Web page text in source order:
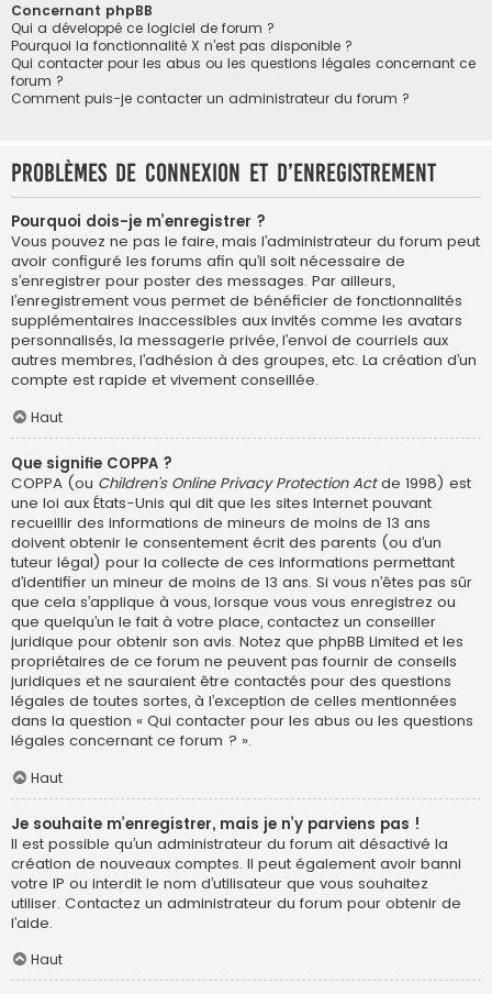
Concernant phpBB
Qui a développé ce logiciel de forum ?
Pourquoi la fonctionnalité X n’est pas disponible ?
Qui contacter pour les abus ou les questions légales concernant ce
forum ?
Comment puis-je contacter un administrateur du forum ?
Problèmes de connexion et d’enregistrement
Pourquoi dois-je m’enregistrer ?
Vous pouvez ne pas le faire, mais l’administrateur du forum peut
avoir configuré les forums afin qu’il soit nécessaire de
s’enregistrer pour poster des messages. Par ailleurs,
l’enregistrement vous permet de bénéficier de fonctionnalités
supplémentaires inaccessibles aux invités comme les avatars
personnalisés, la messagerie privée, l’envoi de courriels aux
autres membres, l’adhésion à des groupes, etc. La création d’un
compte est rapide et vivement conseillée.
Haut
Que signifie COPPA ?
COPPA (ou Children’s Online Privacy Protection Actde 1998) est
une loi aux États-Unis qui dit que les sites Internet pouvant
recueillir des informations de mineurs de moins de 13 ans
doivent obtenir le consentement écrit des parents (ou d’un
tuteur légal) pour la collecte de ces informations permettant
d’identifier un mineur de moins de 13 ans. Si vous n’êtes pas sûr
que cela s’applique à vous, lorsque vous vous enregistrez ou
que quelqu’un le fait à votre place, contactez un conseiller
juridique pour obtenir son avis. Notez que phpBB Limited et les
propriétaires de ce forum ne peuvent pas fournir de conseils
juridiques et ne sauraient être contactés pour des questions
légales de toutes sortes, à l’exception de celles mentionnées
dans la question « Qui contacter pour les abus ou les questions
légales concernant ce forum ? ».
Haut
Je souhaite m’enregistrer, mais je n’y parviens pas !
Il est possible qu’un administrateur du forum ait désactivé la
création de nouveaux comptes. Il peut également avoir banni
votre IP ou interdit le nom d’utilisateur que vous souhaitez
utiliser. Contactez un administrateur du forum pour obtenir de
l’aide.
Haut